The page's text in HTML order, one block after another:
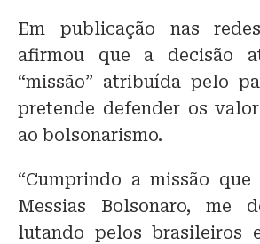
Em publicação nas
afirmou que a decisão
“missão” atribuída pelo
pretende defender os
ao bolsonarismo.
“Cumprindo a missão
Messias Bolsonaro, me
lutando pelos brasileiros